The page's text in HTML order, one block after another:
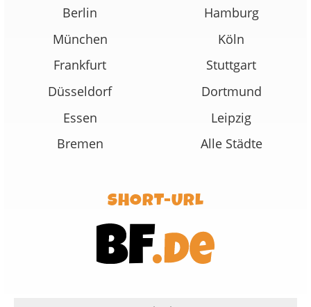
Berlin
Hamburg
München
Köln
Frankfurt
Stuttgart
Düsseldorf
Dortmund
Essen
Leipzig
Bremen
Alle Städte
SHORT-URL